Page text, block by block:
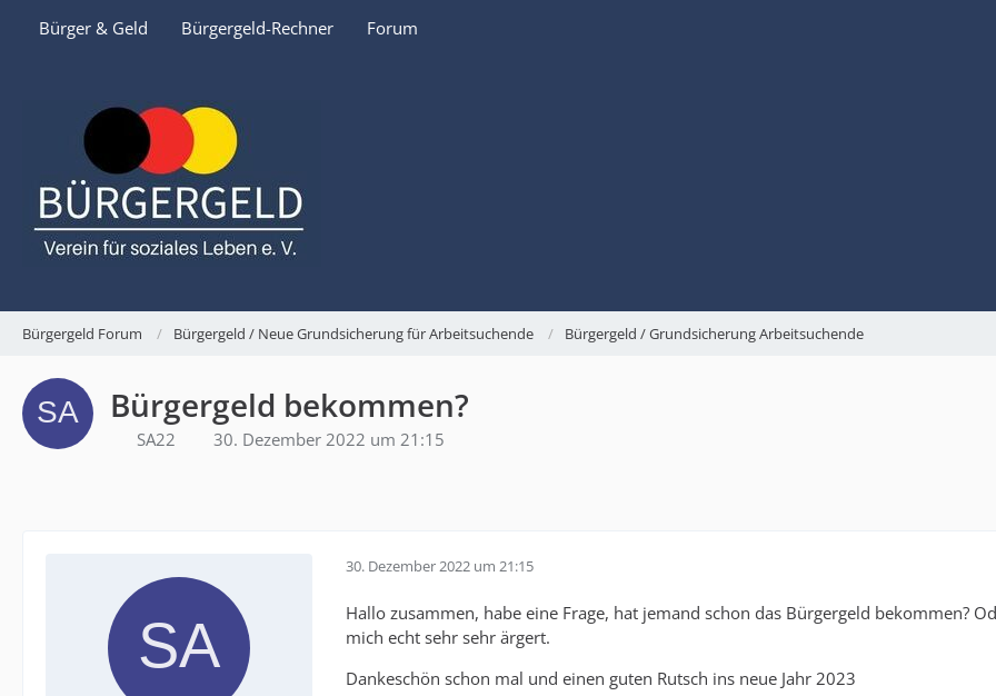
Bürger & Geld Bürgergeld-Rechner Forum
Bürgergeld Forum Bürgergeld / Neue Grundsicherung für Arbeitsuchende Bürgergeld / Grundsicherung Arbeitsuchende
Bürgergeld bekommen?
SA22 30. Dezember 2022 um 21:15
30. Dezember 2022 um 21:15
Hallo zusammen, habe eine Frage, hat jemand schon das Bürgergeld bekommen?
mich echt sehr sehr ärgert.
Dankeschön schon mal und einen guten Rutsch ins neue Jahr 2023